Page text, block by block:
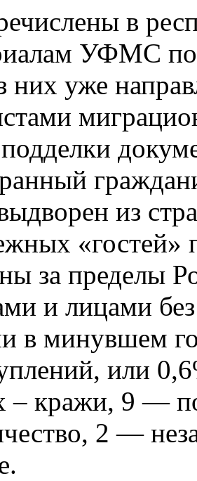
в
УФМС
них уже
из
за пределы
и лицами
в минувшем
или
– кражи, 9 —
2 —